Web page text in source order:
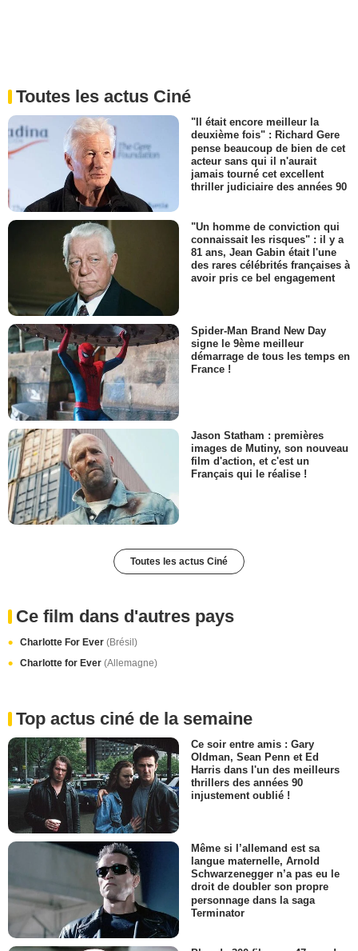
Toutes les actus Ciné
"Il était encore meilleur la
deuxième fois" : Richard Gere
pense beaucoup de bien de cet
acteur sans qui il n'aurait
jamais tourné cet excellent
thriller judiciaire des années 90
"Un homme de conviction qui
connaissait les risques" : il y a
81 ans, Jean Gabin était l'une
des rares célébrités françaises à
avoir pris ce bel engagement
Spider-Man Brand New Day
signe le 9ème meilleur
démarrage de tous les temps en
France !
Jason Statham : premières
images de Mutiny, son nouveau
film d'action, et c'est un
Français qui le réalise !
Toutes les actus Ciné
Ce film dans d'autres pays
Charlotte For Ever (Brésil)
Charlotte for Ever (Allemagne)
Top actus ciné de la semaine
Ce soir entre amis : Gary
Oldman, Sean Penn et Ed
Harris dans l'un des meilleurs
thrillers des années 90
injustement oublié !
Même si l’allemand est sa
langue maternelle, Arnold
Schwarzenegger n’a pas eu le
droit de doubler son propre
personnage dans la saga
Terminator